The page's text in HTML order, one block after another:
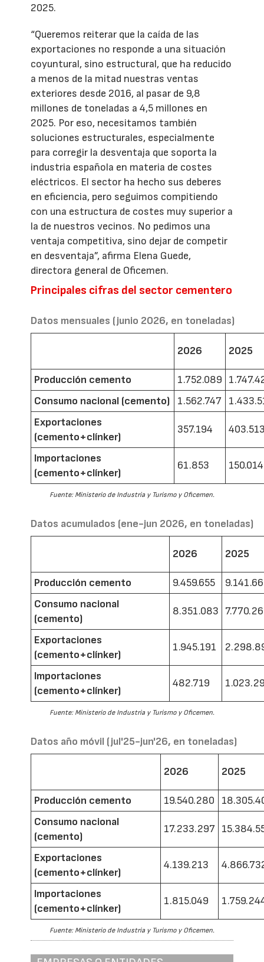
2025.
“Queremos reiterar que la caída de las
exportaciones no responde a una situación
coyuntural, sino estructural, que ha reducido
a menos de la mitad nuestras ventas
exteriores desde 2016, al pasar de 9,8
millones de toneladas a 4,5 millones en
2025. Por eso, necesitamos también
soluciones estructurales, especialmente
para corregir la desventaja que soporta la
industria española en materia de costes
eléctricos. El sector ha hecho sus deberes
en eficiencia, pero seguimos compitiendo
con una estructura de costes muy superior a
la de nuestros vecinos. No pedimos una
ventaja competitiva, sino dejar de competir
en desventaja”, afirma Elena Guede,
directora general de Oficemen.
Principales cifras del sector cementero
Datos mensuales (junio 2026, en toneladas)
2026 2025
Producción cemento 1.752.089
Consumo nacional (cemento)
1.562.747
Exportaciones
(cemento+clínker)
357.194
Importaciones
(cemento+clínker)
61.853 150.014
Fuente: Ministerio de Industria y Turismo y Oficemen.
Datos acumulados (ene-jun 2026, en toneladas)
2026 2025
Producción cemento 9.459.655
Consumo nacional
(cemento)
8.351.083
Exportaciones
(cemento+clínker)
1.945.191
Importaciones
(cemento+clínker)
482.719
Fuente: Ministerio de Industria y Turismo y Oficemen.
Datos año móvil (jul'25-jun'26, en toneladas)
2026 2025
Producción cemento 19.540.280
Consumo nacional
(cemento)
17.233.297
Exportaciones
(cemento+clínker)
4.139.213
Importaciones
(cemento+clínker)
1.815.049
Fuente: Ministerio de Industria y Turismo y Oficemen.